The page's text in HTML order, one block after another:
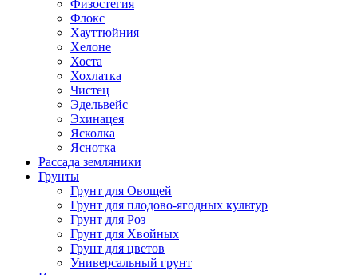
Физостегия
Флокс
Хауттюйния
Хелоне
Хоста
Хохлатка
Чистец
Эдельвейс
Эхинацея
Ясколка
Яснотка
Рассада земляники
Грунты
Грунт для Овощей
Грунт для плодово-ягодных культур
Грунт для Роз
Грунт для Хвойных
Грунт для цветов
Универсальный грунт